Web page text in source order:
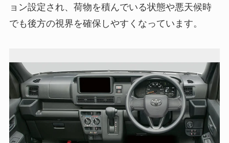
ョン設定され、荷物を積んでいる状態や悪天候時
でも後方の視界を確保しやすくなっています。